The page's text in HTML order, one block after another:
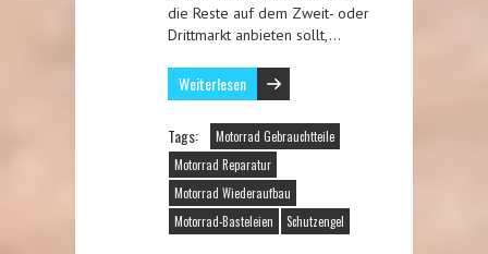
die Reste auf dem Zweit- oder
Drittmarkt anbieten sollt,…
Weiterlesen
Tags:
Motorrad Gebrauchtteile
Motorrad Reparatur
Motorrad Wiederaufbau
Motorrad-Basteleien
Schutzengel